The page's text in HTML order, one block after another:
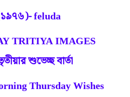
(১৯৭৬)- feluda
TRITIYA IMAGES
শুভেচ্ছ বার্তা
Thursday Wishes